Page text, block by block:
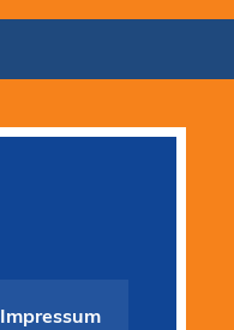
Impressum